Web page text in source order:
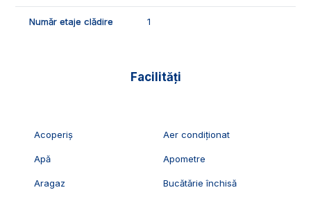
Număr etaje clădire 1
Facilități
Acoperiș Aer condiționat
Apă Apometre
Aragaz Bucătărie închisă